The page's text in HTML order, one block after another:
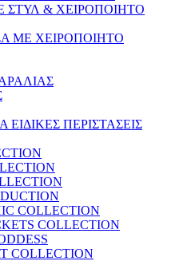
ΣΤΥΛ & ΧΕΙΡΟΠΟΙΗΤΟ
ΜΕ ΧΕΙΡΟΠΟΙΗΤΟ
ΕΙΔΙΚΕΣ ΠΕΡΙΣΤΑΣΕΙΣ
COLLECTION
COLLECTION
COLLECTION